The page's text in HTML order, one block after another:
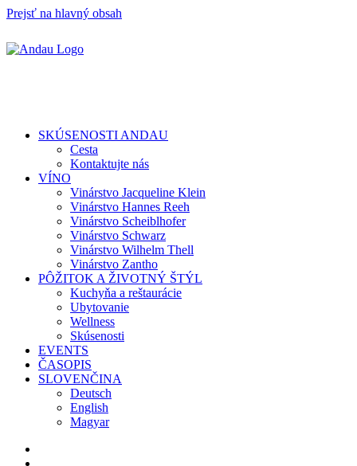
Prejsť na hlavný obsah
SKÚSENOSTI ANDAU
Cesta
Kontaktujte nás
VÍNO
Vinárstvo Jacqueline Klein
Vinárstvo Hannes Reeh
Vinárstvo Scheiblhofer
Vinárstvo Schwarz
Vinárstvo Wilhelm Thell
Vinárstvo Zantho
PÔŽITOK A ŽIVOTNÝ ŠTÝL
Kuchyňa a reštaurácie
Ubytovanie
Wellness
Skúsenosti
EVENTS
ČASOPIS
SLOVENČINA
Deutsch
English
Magyar